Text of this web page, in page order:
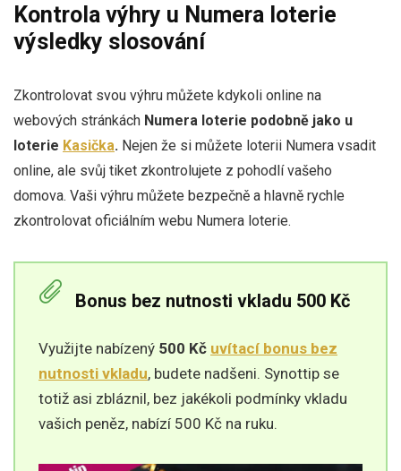
Kontrola výhry u Numera loterie
výsledky slosování
Zkontrolovat svou výhru můžete kdykoli online na
webových stránkách Numera loterie podobně jako u
loterie Kasička. Nejen že si můžete loterii Numera vsadit
online, ale svůj tiket zkontrolujete z pohodlí vašeho
domova. Vaši výhru můžete bezpečně a hlavně rychle
zkontrolovat oficiálním webu Numera loterie.
Bonus bez nutnosti vkladu 500 Kč
Využijte nabízený 500 Kč uvítací bonus bez
nutnosti vkladu, budete nadšeni. Synottip se
totiž asi zbláznil, bez jakékoli podmínky vkladu
vašich peněz, nabízí 500 Kč na ruku.